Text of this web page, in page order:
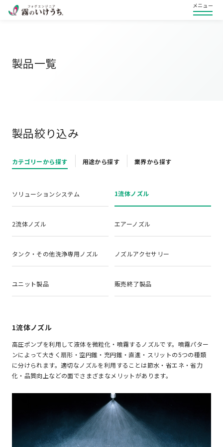
メニュー
製品一覧
製品絞り込み
カテゴリーから探す 用途から探す 業界から探す
ソリューションシステム 1流体ノズル
2流体ノズル エアーノズル
タンク・その他洗浄専用ノズル ノズルアクセサリー
ユニット製品 販売終了製品
1流体ノズル
高圧ポンプを利用して液体を微粒化・噴霧するノズルです。噴霧パター
ンによって大きく扇形・空円錐・充円錐・直進・スリットの5つの種類
に分けられます。適切なノズルを利用することは節水・省エネ・省力
化・品質向上などの面でさまざまなメリットがあります。